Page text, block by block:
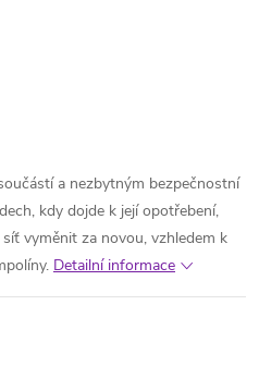
a nezbytným bezpečnostní
kdy dojde k její opotřebení,
vyměnit za novou, vzhledem k
Detailní informace